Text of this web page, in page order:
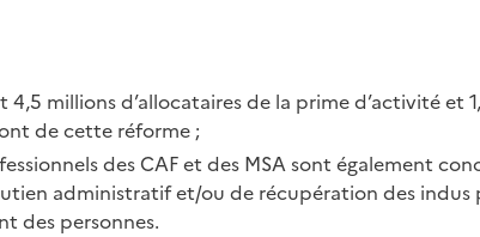
4,5 millions d’allocataires de la prime d’activité et
de cette réforme ;
des CAF et des MSA sont également
administratif et/ou de récupération des indus
des personnes.